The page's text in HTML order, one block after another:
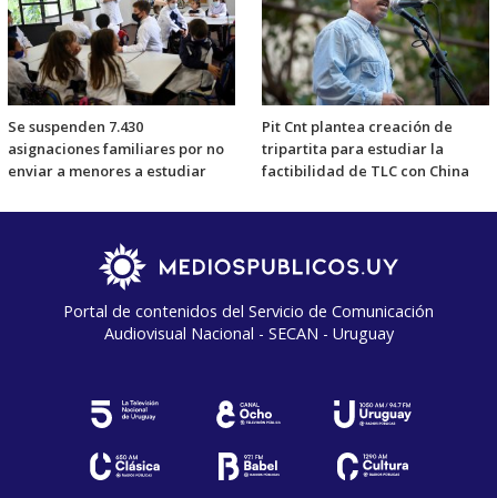
Se suspenden 7.430
asignaciones familiares por no
enviar a menores a estudiar
Pit Cnt plantea creación de
tripartita para estudiar la
factibilidad de TLC con China
Portal de contenidos del Servicio de Comunicación
Audiovisual Nacional - SECAN - Uruguay